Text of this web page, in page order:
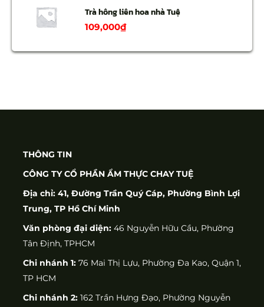
Trà hông liên hoa nhà Tuệ
109,000₫
THÔNG TIN
CÔNG TY CỔ PHẦN ẨM THỰC CHAY TUỆ
Địa chỉ: 41, Đường Trần Quý Cáp, Phường Bình Lợi
Trung, TP Hồ Chí Minh
Văn phòng đại diện: 46 Nguyễn Hữu Cầu, Phường
Tân Định, TPHCM
Chi nhánh 1: 76 Mai Thị Lựu, Phường Đa Kao, Quận 1,
TP HCM
Chi nhánh 2: 162 Trần Hưng Đạo, Phường Nguyễn